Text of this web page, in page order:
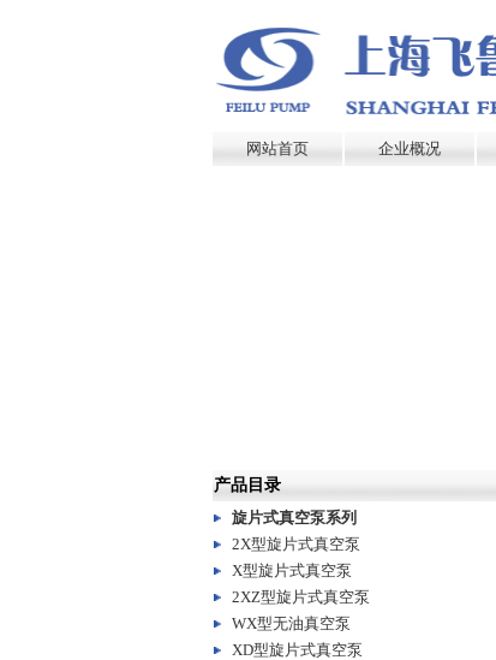
网站首页 企业概况
产品目录
旋片式真空泵系列
2X型旋片式真空泵
X型旋片式真空泵
2XZ型旋片式真空泵
WX型无油真空泵
XD型旋片式真空泵